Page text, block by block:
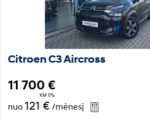
Citroen C3 Aircross
11 700 €
KM 0%
nuo121 € /mėnesį